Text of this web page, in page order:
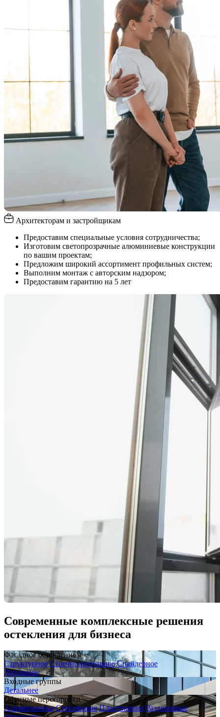
Архитекторам и застройщикам
Предоставим специальные условия сотрудничества;
Изготовим светопрозрачные алюминиевые конструкции
по вашим проектам;
Предложим широкий ассортимент профильных систем;
Выполним монтаж с авторским надзором;
Предоставим гарантию на 5 лет
Современные комплексные решения
остекления для бизнеса
Фасадное остекление
Структурное Стоечно-ригельное Спайдерное
Детальнее
Входные группы
Детальнее
Офисные перегородки
Алюминиевые Стеклянные Пластиковые Раздвижные